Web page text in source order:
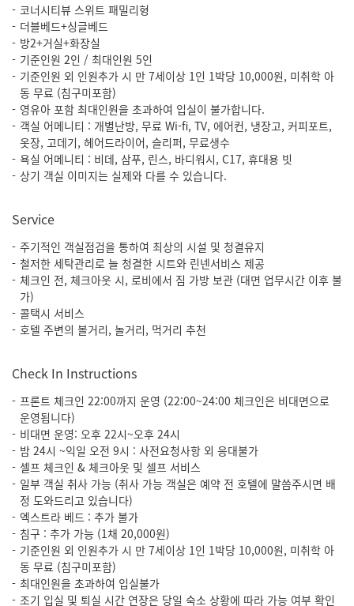
코너시티뷰 스위트 패밀리형
더블베드+싱글베드
방2+거실+화장실
기준인원 2인 / 최대인원 5인
기준인원 외 인원추가 시 만 7세이상 1인 1박당 10,000원, 미취학 아
동 무료 (침구미포함)
영유아 포함 최대인원을 초과하여 입실이 불가합니다.
객실 어메니티 : 개별난방, 무료 Wi-fi, TV, 에어컨, 냉장고, 커피포트,
옷장, 고데기, 헤어드라이어, 슬리퍼, 무료생수
욕실 어메니티 : 비데, 삼푸, 린스, 바디워시, C17, 휴대용 빗
상기 객실 이미지는 실제와 다를 수 있습니다.
Service
주기적인 객실점검을 통하여 최상의 시설 및 청결유지
철저한 세탁관리로 늘 청결한 시트와 린넨서비스 제공
체크인 전, 체크아웃 시, 로비에서 짐 가방 보관 (대면 업무시간 이후 불
가)
콜택시 서비스
호텔 주변의 볼거리, 놀거리, 먹거리 추천
Check In Instructions
프론트 체크인 22:00까지 운영 (22:00~24:00 체크인은 비대면으로
운영됩니다)
비대면 운영: 오후 22시~오후 24시
밤 24시 ~익일 오전 9시 : 사전요청사항 외 응대불가
셀프 체크인 & 체크아웃 및 셀프 서비스
일부 객실 취사 가능 (취사 가능 객실은 예약 전 호텔에 말씀주시면 배
정 도와드리고 있습니다)
엑스트라 베드 : 추가 불가
침구 : 추가 가능 (1채 20,000원)
기준인원 외 인원추가 시 만 7세이상 1인 1박당 10,000원, 미취학 아
동 무료 (침구미포함)
최대인원을 초과하여 입실불가
조기 입실 및 퇴실 시간 연장은 당일 숙소 상황에 따라 가능 여부 확인